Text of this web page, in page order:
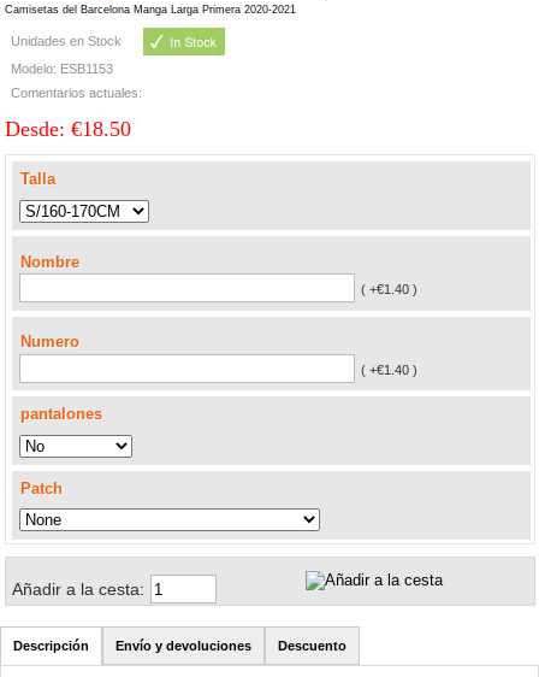
Camisetas del Barcelona Manga Larga Primera 2020-2021
Unidades en Stock
Modelo: ESB1153
Comentarios actuales:
Desde: €18.50
Talla
Nombre
( +€1.40 )
Numero
( +€1.40 )
pantalones
Patch
Añadir a la cesta:
Descripción Envío y devoluciones Descuento